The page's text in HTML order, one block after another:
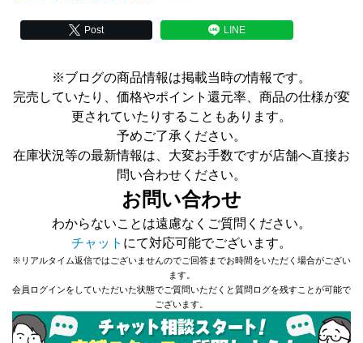
Post LINE
※ブログの商品情報は掲載当時の情報です。
完売していたり、価格やポイント還元率、商品の仕様が変
更されていたりすることもあります。
予めご了承ください。
在庫状況等の最新情報は、大変お手数ですが店舗へ直接お
問い合わせください。
お問い合わせ
わからないことは遠慮なくご質問ください。
チャット にて対応可能でございます。
※リアルタイム返信ではございませんのでご回答までお時間をいただく場合がござい
ます。
会員ログインをしていただいた状態でご質問いただくと質問ログを残すことが可能で
ございます。